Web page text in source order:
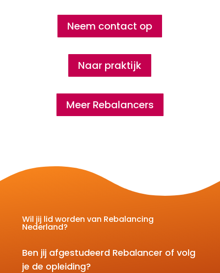
Neem contact op
Naar praktijk
Meer Rebalancers
Wil jij lid worden van Rebalancing
Nederland?
Ben jij afgestudeerd Rebalancer of volg
je de opleiding?